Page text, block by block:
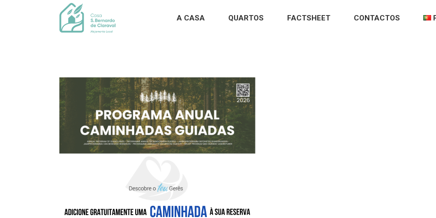
A CASA QUARTOS FACTSHEET CONTACTOS